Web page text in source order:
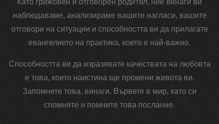
Като грижовен и отговорен родител, ние винаги ви
наблюдаваме, анализираме вашите нагласи, вашите
отговори на ситуации и способността ви да прилагате
евангелието на практика, което е най-важно.
Способността ви да изразявате качествата на любовта
е това, което наистина ще промени живота ви.
Запомнете това, винаги. Вървете в мир, като си
спомняте и помните това послание.